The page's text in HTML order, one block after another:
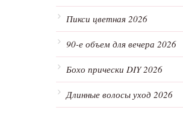
Пикси цветная 2026
90-е объем для вечера 2026
Бохо прически DIY 2026
Длинные волосы уход 2026